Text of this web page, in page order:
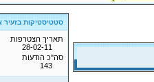
סטטיסטיקות בזעיר
תאריך הצטרפות
28-02-11
סה"כ הודעות
143